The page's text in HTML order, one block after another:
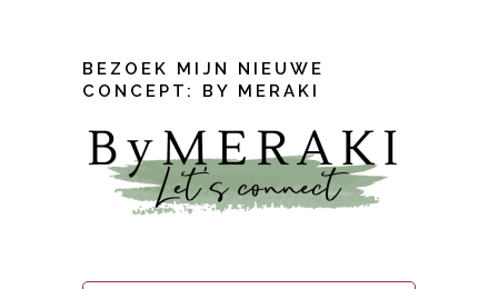
BEZOEK MIJN NIEUWE
CONCEPT: BY MERAKI